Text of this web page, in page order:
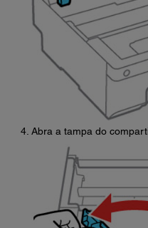
Abra a tampa do